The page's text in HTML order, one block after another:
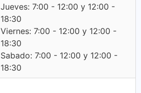
Jueves: 7:00 - 12:00 y 12:00 -
18:30
Viernes: 7:00 - 12:00 y 12:00 -
18:30
Sabado: 7:00 - 12:00 y 12:00 -
18:30